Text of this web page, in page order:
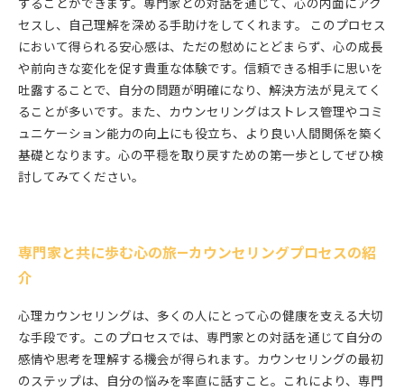
することができます。専門家との対話を通じて、心の内面にアク
セスし、自己理解を深める手助けをしてくれます。 このプロセス
において得られる安心感は、ただの慰めにとどまらず、心の成長
や前向きな変化を促す貴重な体験です。信頼できる相手に思いを
吐露することで、自分の問題が明確になり、解決方法が見えてく
ることが多いです。また、カウンセリングはストレス管理やコミ
ュニケーション能力の向上にも役立ち、より良い人間関係を築く
基礎となります。心の平穏を取り戻すための第一歩としてぜひ検
討してみてください。
専門家と共に歩む心の旅—カウンセリングプロセスの紹
介
心理カウンセリングは、多くの人にとって心の健康を支える大切
な手段です。このプロセスでは、専門家との対話を通じて自分の
感情や思考を理解する機会が得られます。カウンセリングの最初
のステップは、自分の悩みを率直に話すこと。これにより、専門